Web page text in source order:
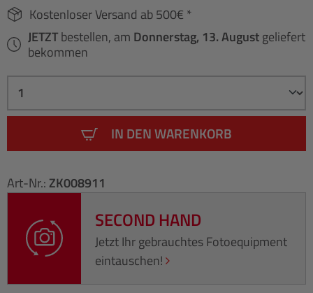
Kostenloser Versand ab 500€ *
JETZTbestellen, am Donnerstag, 13. Augustgeliefert
bekommen
IN DEN WARENKORB
Art-Nr.: ZK008911
SECOND HAND
Jetzt Ihr gebrauchtes Fotoequipment
eintauschen!